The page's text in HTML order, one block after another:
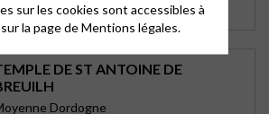
DE ST ANTOINE DE
Dordogne
sur les cookies sont accessibles à
la page deMentions légales.